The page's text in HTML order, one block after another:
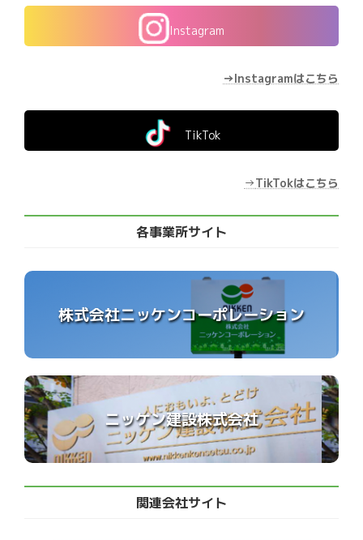
Instagram
→Instagramはこちら
TikTok
→TikTokはこちら
各事業所サイト
株式会社ニッケンコーポレーション
ニッケン建設株式会社
関連会社サイト